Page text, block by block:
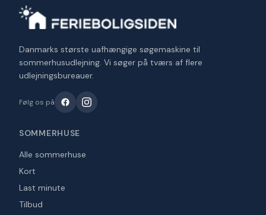
Danmarks største uafhængige søgemaskine til
sommerhusudlejning. Vi søger på tværs af flere
udlejningsbureauer.
Følg os på
SOMMERHUSE
Alle sommerhuse
Kort
Last minute
Tilbud